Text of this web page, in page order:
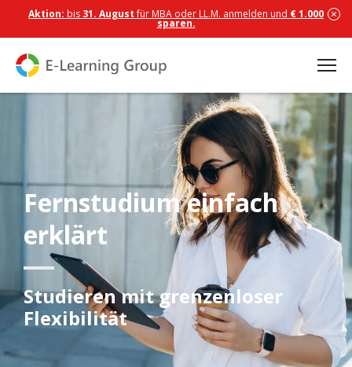
Aktion: bis 31. Augustfür MBA oder LL.M. anmelden und € 1.000
sparen.
Fernstudium einfach
erklärt
Studieren mit grenzenloser
Flexibilität